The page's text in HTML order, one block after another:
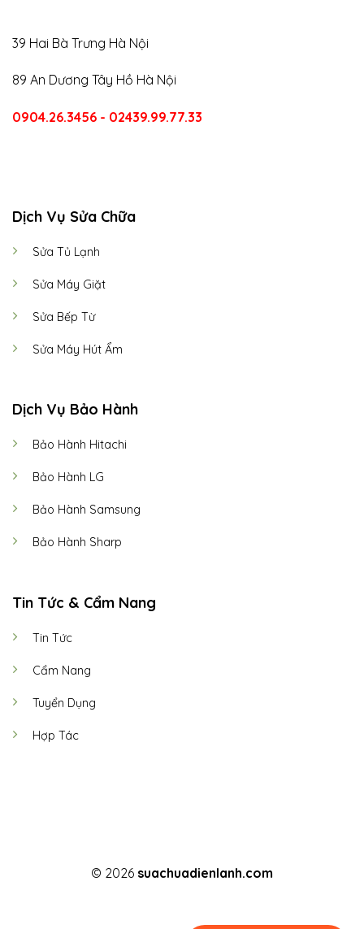
39 Hai Bà Trưng Hà Nội
89 An Dương Tây Hồ Hà Nội
0904.26.3456 - 02439.99.77.33
Dịch Vụ Sửa Chữa
Sửa Tủ Lạnh
Sửa Máy Giặt
Sửa Bếp Từ
Sửa Máy Hút Ẩm
Dịch Vụ Bảo Hành
Bảo Hành Hitachi
Bảo Hành LG
Bảo Hành Samsung
Bảo Hành Sharp
Tin Tức & Cẩm Nang
Tin Tức
Cẩm Nang
Tuyển Dụng
Hợp Tác
© 2026 suachuadienlanh.com